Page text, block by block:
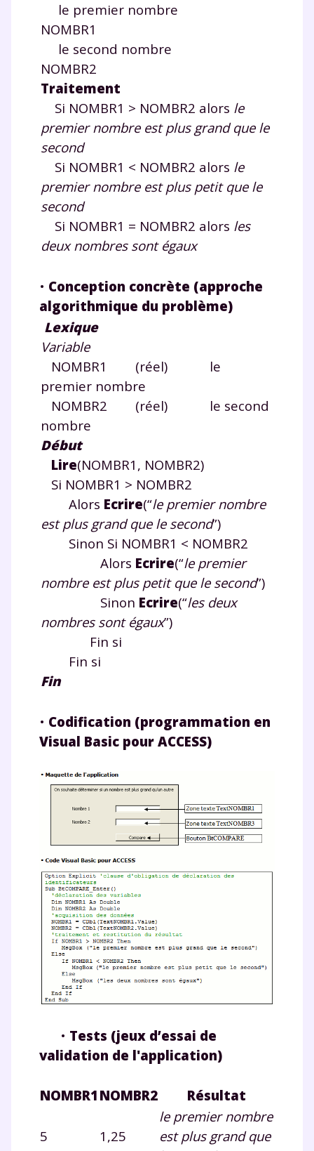
le premier nombre
NOMBR1
le second nombre
NOMBR2
Traitement
Si NOMBR1 > NOMBR2 alors le
premier nombre est plus grand que le
second
Si NOMBR1 < NOMBR2 alors le
premier nombre est plus petit que le
second
Si NOMBR1 = NOMBR2 alors les
deux nombres sont égaux
• Conception concrète (approche
algorithmique du problème)
Lexique
Variable
NOMBR1 (réel) le
premier nombre
NOMBR2 (réel) le second
nombre
Début
Lire(NOMBR1, NOMBR2)
Si NOMBR1 > NOMBR2
Alors Ecrire(“le premier nombre
est plus grand que le second”)
Sinon Si NOMBR1 < NOMBR2
Alors Ecrire(“le premier
nombre est plus petit que le second”)
Sinon Ecrire(“les deux
nombres sont égaux”)
Fin si
Fin si
Fin
• Codification (programmation en
Visual Basic pour ACCESS)
• Tests (jeux d’essai de
validation de l'application)
NOMBR1 NOMBR2 Résultat
5 1,25
le premier nombre
est plus grand que
Envie de progresser